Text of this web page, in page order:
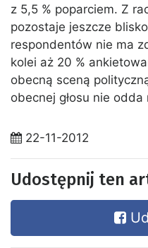
z 5,5 % poparciem. Z
pozostaje jeszcze
respondentów nie ma
kolei aż 20 %
obecną sceną
obecnej głosu nie
22-11-2012
Udostępnij ten